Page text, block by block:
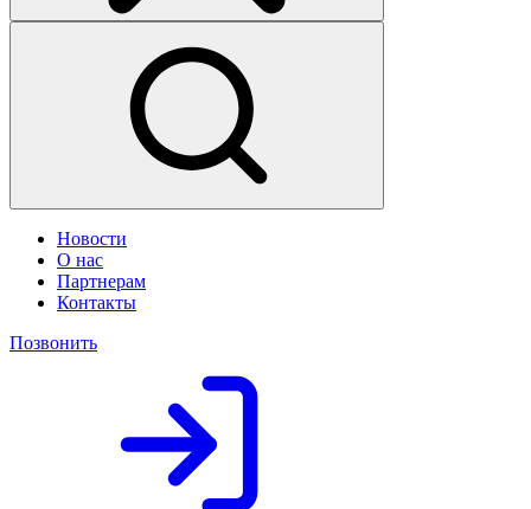
Новости
О нас
Партнерам
Контакты
Позвонить